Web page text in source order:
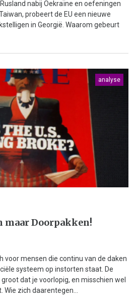
nabij Oekraïne en oefeningen
probeert de EU een nieuwe
in Georgië. Waarom gebeurt
analyse
maar Doorpakken!
voor mensen die continu van de daken
systeem op instorten staat. De
dat je voorlopig, en misschien wel
zich daarentegen...